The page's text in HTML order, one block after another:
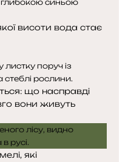
висоти вода стає
що насправді
вони живуть
які